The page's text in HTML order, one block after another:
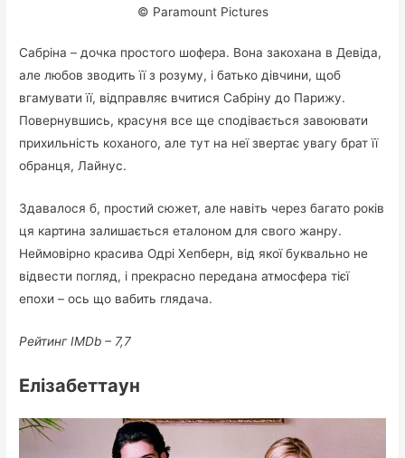
© Paramount Pictures
Сабріна – дочка простого шофера. Вона закохана в Девіда,
але любов зводить її з розуму, і батько дівчини, щоб
вгамувати її, відправляє вчитися Сабріну до Парижу.
Повернувшись, красуня все ще сподівається завоювати
прихильність коханого, але тут на неї звертає увагу брат її
обранця, Лайнус.
Здавалося б, простий сюжет, але навіть через багато років
ця картина залишається еталоном для свого жанру.
Неймовірно красива Одрі Хепберн, від якої буквально не
відвести погляд, і прекрасно передана атмосфера тієї
епохи – ось що вабить глядача.
Рейтинг IMDb – 7,7
Елізабеттаун